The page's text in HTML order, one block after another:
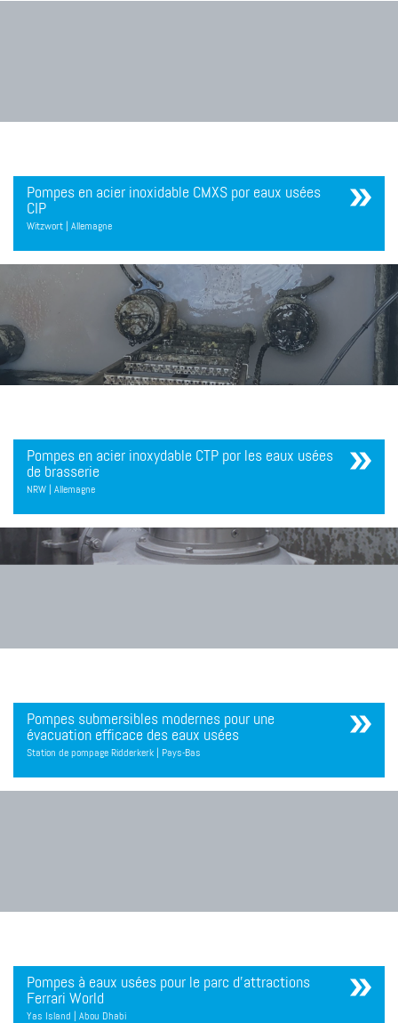
Pompes en acier inoxidable CMXS por eaux usées
CIP
Witzwort | Allemagne
Pompes en acier inoxydable CTP por les eaux usées
de brasserie
NRW | Allemagne
Pompes submersibles modernes pour une
évacuation efficace des eaux usées
Station de pompage Ridderkerk | Pays-Bas
Pompes à eaux usées pour le parc d'attractions
Ferrari World
Yas Island | Abou Dhabi